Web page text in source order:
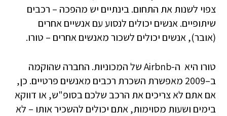
צפוי לשנות את התחום. בינתיים יש מהפכה – רכבים
שיתופיים. אנשים יכולים לנסוע עם אנשיים אחרים
(אובר), אנשים יכולים לשכור מאנשים אחרים – טורו.
טורו היא ה-Airbnb של המכוניות. החברה שהוקמה
ב–2009 מאפשרת השכרת רכבים מאנשים פרטיים. כן,
אם אתם לא צריכים את הרכב שלכם בסופ"ש, או דווקא
בימים ושעות מסוימות, אתם יכולים להשכיר אותו – לא